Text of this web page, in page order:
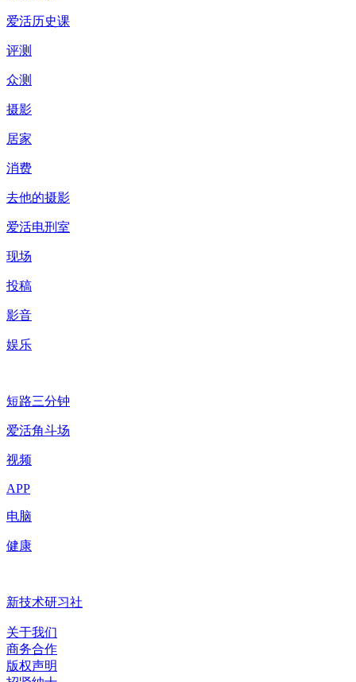
爱活历史课
评测
众测
摄影
居家
消费
去他的摄影
爱活电刑室
现场
投稿
影音
娱乐
短路三分钟
爱活角斗场
视频
APP
电脑
健康
新技术研习社
关于我们
商务合作
版权声明